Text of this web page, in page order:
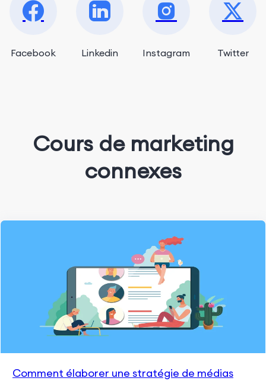
Facebook Linkedin Instagram Twitter
Cours de marketing
connexes
Comment élaborer une stratégie de médias